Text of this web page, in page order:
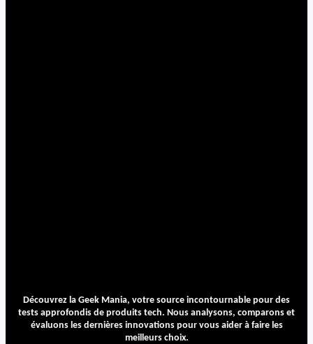
Découvrez la Geek Mania, votre source incontournable pour des
tests approfondis de produits tech. Nous analysons, comparons et
évaluons les dernières innovations pour vous aider à faire les
meilleurs choix.